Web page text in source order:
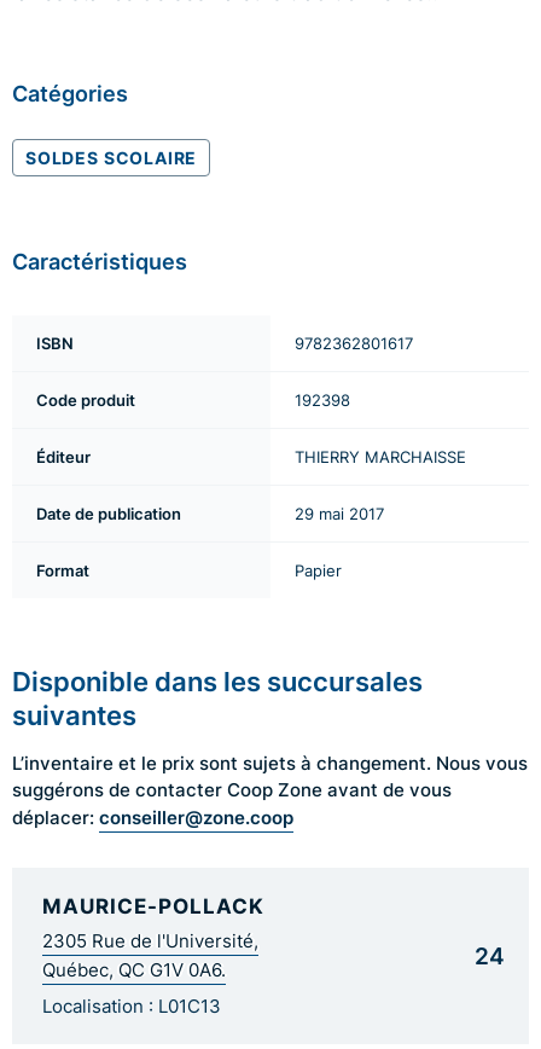
Catégories
SOLDES SCOLAIRE
Caractéristiques
ISBN 9782362801617
Code produit 192398
Éditeur THIERRY MARCHAISSE
Date de publication 29 mai 2017
Format Papier
Disponible dans les succursales
suivantes
L’inventaire et le prix sont sujets à changement. Nous vous
suggérons de contacter Coop Zone avant de vous
déplacer: conseiller@zone.coop
MAURICE-POLLACK
2305 Rue de l'Université,
Québec, QC G1V 0A6.
Localisation : L01C13
24